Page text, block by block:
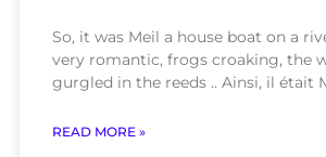
So, it was Meil ​​a house boat on a
very romantic, frogs croaking, the
gurgled in the reeds .. Ainsi, il était
READ MORE »